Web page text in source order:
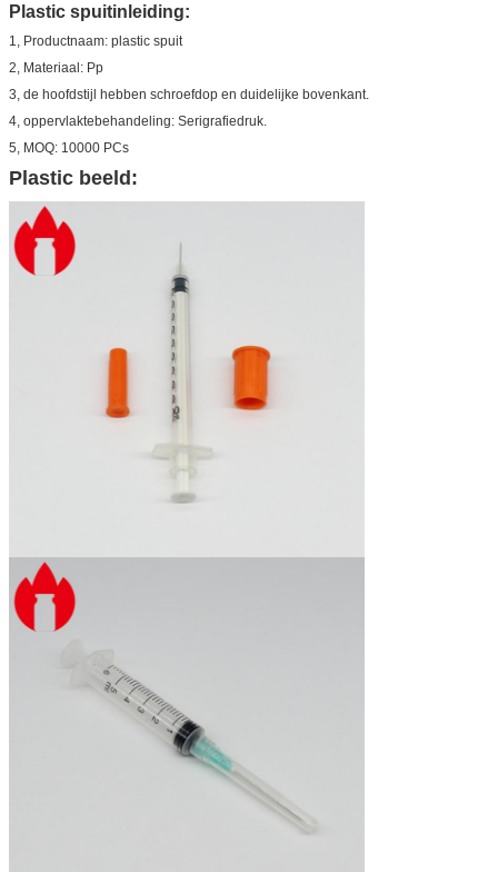
Plastic spuitinleiding:
1, Productnaam: plastic spuit
2, Materiaal: Pp
3, de hoofdstijl hebben schroefdop en duidelijke bovenkant.
4, oppervlaktebehandeling: Serigrafiedruk.
5, MOQ: 10000 PCs
Plastic beeld: